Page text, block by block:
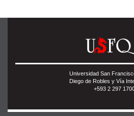
Universidad San
Diego de Robles y Vía
+593 2 297